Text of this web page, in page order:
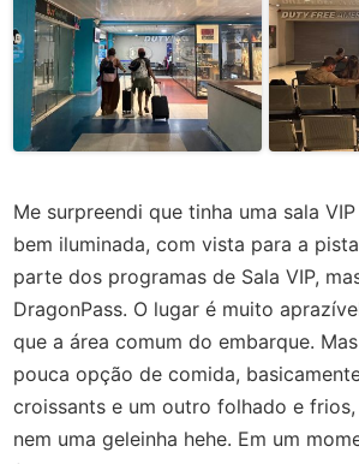
Me surpreendi que tinha uma sala
bem iluminada, com vista para a
parte dos programas de Sala VIP,
DragonPass. O lugar é muito
que a área comum do embarque.
pouca opção de comida,
croissants e um outro folhado e
nem uma geleinha hehe. Em um